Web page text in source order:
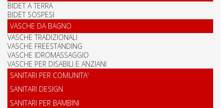
BIDET A TERRA
BIDET SOSPESI
VASCHE DA BAGNO
VASCHE TRADIZIONALI
VASCHE FREESTANDING
VASCHE IDROMASSAGGIO
VASCHE PER DISABILI E ANZIANI
SANITARI PER COMUNITA'
SANITARI DESIGN
SANITARI PER BAMBINI